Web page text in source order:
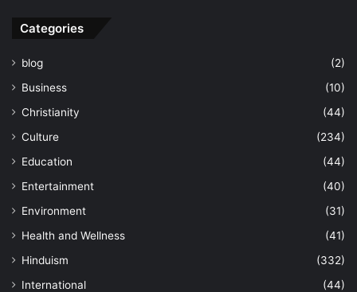
Categories
blog
(2)
Business
(10)
Christianity
(44)
Culture
(234)
Education
(44)
Entertainment
(40)
Environment
(31)
Health and Wellness
(41)
Hinduism
(332)
International
(44)